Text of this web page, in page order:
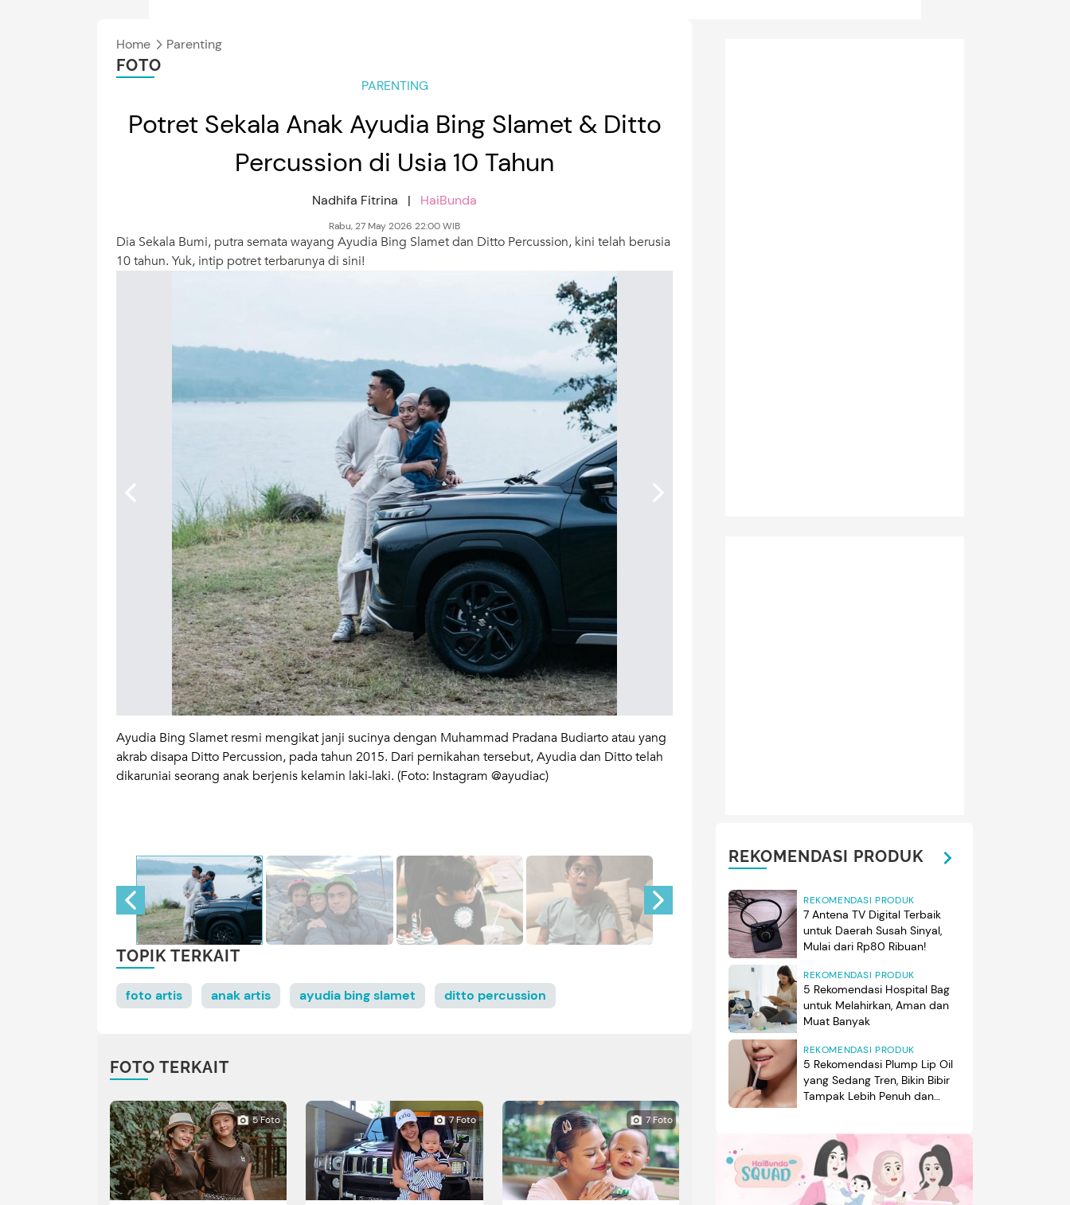
Home Parenting
FOTO
PARENTING
Potret Sekala Anak Ayudia Bing Slamet & Ditto
Percussion di Usia 10 Tahun
Nadhifa Fitrina | HaiBunda
Rabu, 27 May 2026 22:00 WIB
Dia Sekala Bumi, putra semata wayang Ayudia Bing Slamet dan Ditto Percussion, kini telah berusia
10 tahun. Yuk, intip potret terbarunya di sini!
Ayudia Bing Slamet resmi mengikat janji sucinya dengan Muhammad Pradana Budiarto atau yang
akrab disapa Ditto Percussion, pada tahun 2015. Dari pernikahan tersebut, Ayudia dan Ditto telah
dikaruniai seorang anak berjenis kelamin laki-laki. (Foto: Instagram @ayudiac)
TOPIK TERKAIT
foto artis anak artis ayudia bing slamet ditto percussion
FOTO TERKAIT
5 Foto 7 Foto 7 Foto
REKOMENDASI PRODUK
REKOMENDASI PRODUK
7 Antena TV Digital Terbaik
untuk Daerah Susah Sinyal,
Mulai dari Rp80 Ribuan!
REKOMENDASI PRODUK
5 Rekomendasi Hospital Bag
untuk Melahirkan, Aman dan
Muat Banyak
REKOMENDASI PRODUK
5 Rekomendasi Plump Lip Oil
yang Sedang Tren, Bikin Bibir
Tampak Lebih Penuh dan